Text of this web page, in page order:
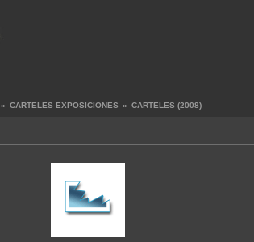
» CARTELES EXPOSICIONES » CARTELES (2008)